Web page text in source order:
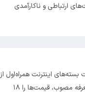
ارتباطی و ناکارآمدی
بسته‌های اینترنت همراه‌اول از
امروز با اعمال مرحله دوم تعرفه مصوب، قیمت‌ها را ۱۸